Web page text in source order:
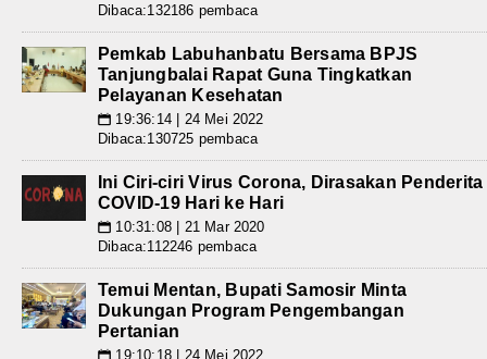
Dibaca:132186 pembaca
Pemkab Labuhanbatu Bersama BPJS
Tanjungbalai Rapat Guna Tingkatkan
Pelayanan Kesehatan
📅 19:36:14 | 24 Mei 2022
Dibaca:130725 pembaca
Ini Ciri-ciri Virus Corona, Dirasakan Penderita
COVID-19 Hari ke Hari
📅 10:31:08 | 21 Mar 2020
Dibaca:112246 pembaca
Temui Mentan, Bupati Samosir Minta
Dukungan Program Pengembangan
Pertanian
📅 19:10:18 | 24 Mei 2022